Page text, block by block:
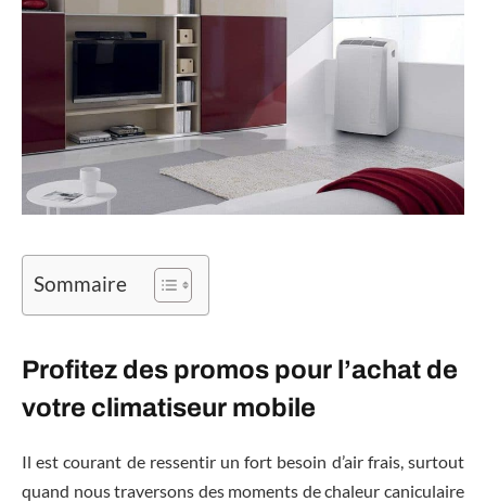
Sommaire
Profitez des promos pour l’achat de
votre climatiseur mobile
Il est courant de ressentir un fort besoin d’air frais, surtout
quand nous traversons des moments de chaleur caniculaire